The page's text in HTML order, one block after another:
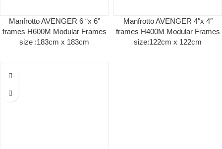
Manfrotto AVENGER 6 “x 6”
frames Η600M Modular Frames
size :183cm x 183cm
Manfrotto AVENGER 4″x 4″
frames Η400M Modular Frames
size:122cm x 122cm